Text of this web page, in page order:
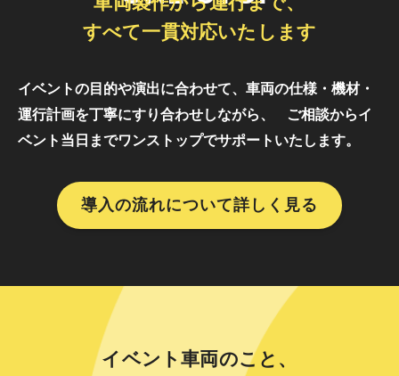
すべて一貫対応いたします
イベントの目的や演出に合わせて、車両の仕様・機材・
運行計画を丁寧にすり合わせしながら、
ご相談からイ
ベント当日までワンストップでサポートいたします。
導入の流れについて詳しく見る
イベント車両のこと、